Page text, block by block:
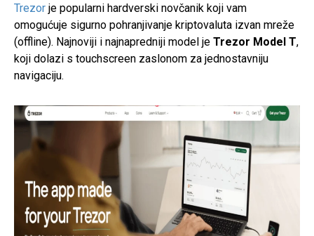
Trezor je popularni hardverski novčanik koji vam
omogućuje sigurno pohranjivanje kriptovaluta izvan mreže
(offline). Najnoviji i najnapredniji model je Trezor Model T,
koji dolazi s touchscreen zaslonom za jednostavniju
navigaciju.